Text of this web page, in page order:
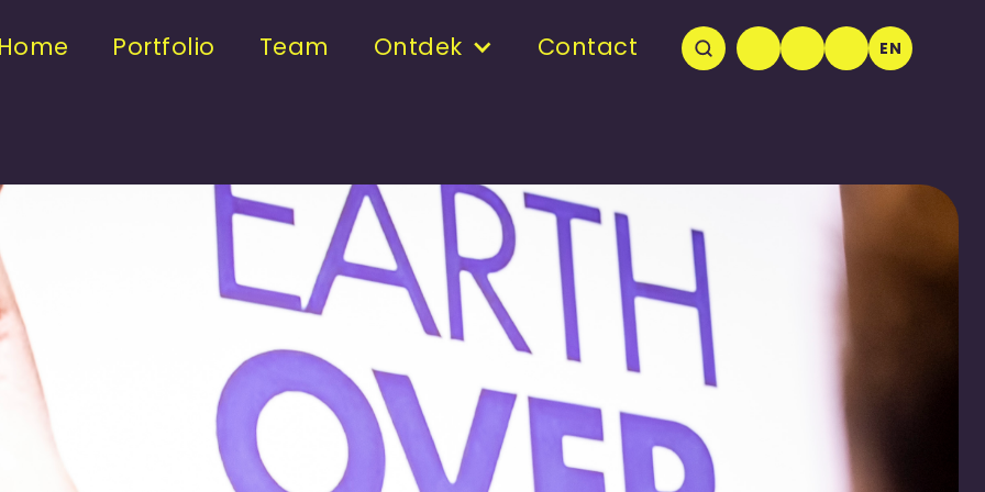
Home Portfolio Team Ontdek Contact EN